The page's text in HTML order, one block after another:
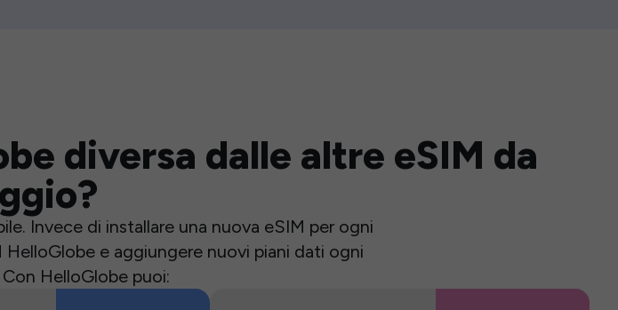
diversa dalle altre eSIM da
Invece di installare una nuova eSIM per ogni
e aggiungere nuovi piani dati ogni
HelloGlobe puoi: